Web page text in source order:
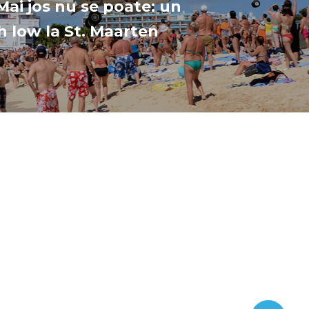
jos nu se poate: un
low la St. Maarten